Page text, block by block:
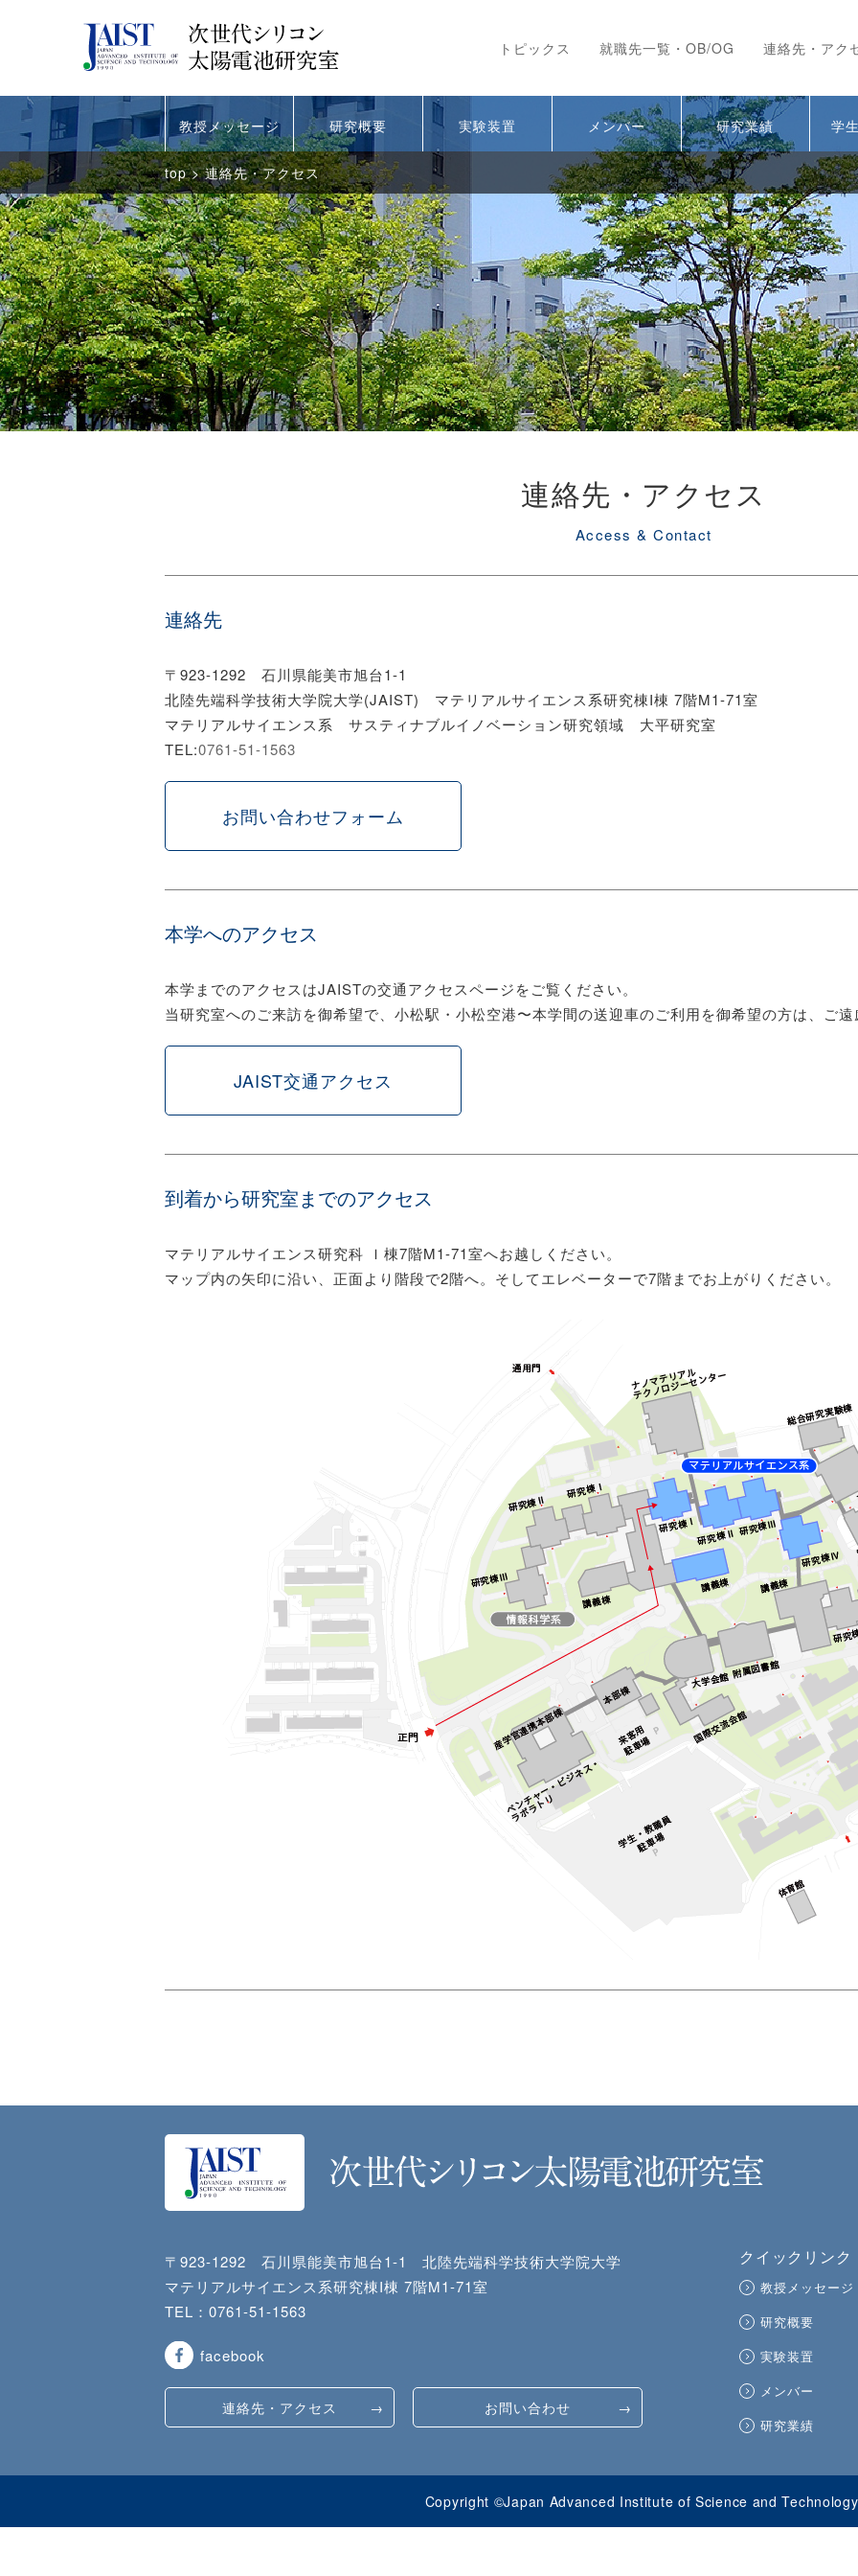
JAIST 次世代シリコン太陽電
トピックス 就職先一覧・OB/OG 連絡先・アク
教授メッセージ 研究概要 実験装置 メンバー 研究業績 学
top>連絡先・アクセス
連絡先・アクセス
Access & Contact
連絡先
〒923-1292 石川県能美市旭台1-1
北陸先端科学技術大学院大学(JAIST) マテリアルサイエンス系研究棟I棟 7階M1-71室
マテリアルサイエンス系 サスティナブルイノベーション研究領域 大平研究室
TEL:0761-51-1563
お問い合わせフォーム
本学へのアクセス
本学までのアクセスはJAISTの交通アクセスページをご覧ください。
当研究室へのご来訪を御希望で、小松駅・小松空港〜本学間の送迎車のご利用を御希望の方は、ご遠
JAIST交通アクセス
到着から研究室までのアクセス
マテリアルサイエンス研究科 Ｉ棟7階M1-71室へお越しください。
マップ内の矢印に沿い、正面より階段で2階へ。そしてエレベーターで7階までお上がりください。
〒923-1292 石川県能美市旭台1-1 北陸先端科学技術大学院大学
マテリアルサイエンス系研究棟I棟 7階M1-71室
TEL： 0761-51-1563
facebook
連絡先・アクセス お問い合わせ
クイックリンク
教授メッセージ
研究概要
実験装置
メンバー
研究業績
Copyright ©Japan Advanced Institute of Science and